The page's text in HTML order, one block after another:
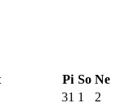
Pi So Ne
31 1 2